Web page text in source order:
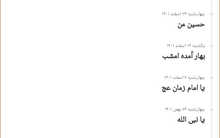
چهارشنبه ۲۴ اسفند ۱۴۰۱
حسین من
یکشنبه ۱۴ اسفند ۱۴۰۱
بهار آمده امشب
چهارشنبه ۳ اسفند ۱۴۰۱
یا امام زمان عج
چهارشنبه ۲۶ بهمن ۱۴۰۱
یا نبی الله